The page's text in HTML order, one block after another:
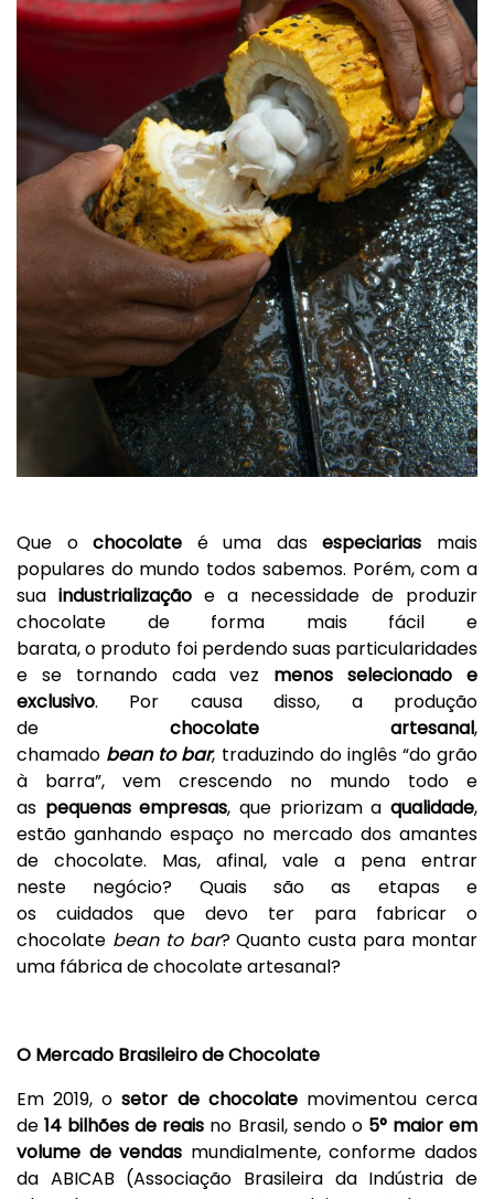
Que ochocolate é uma dasespeciarias mais
populares do mundo todos sabemos. Porém, com a
sua industrialização e a necessidade de produzir
chocolate de forma mais fácil e
barata, o produto foi perdendo suas particularidades
e se tornando cada vez menosselecionado e
exclusivo. Por causa disso, a produção
de chocolate artesanal,
chamado bean to bar, traduzindo do inglês “do grão
à barra”, vem crescendo no mundo todo e
as pequenas empresas, que priorizam aqualidade,
estão ganhando espaço no mercado dos amantes
de chocolate. Mas, afinal, vale a pena entrar
neste negócio? Quais são as etapas e
os cuidados que devo ter para fabricar o
chocolate bean to bar? Quanto custa para montar
uma fábrica de chocolate artesanal?
O Mercado Brasileirode Chocolate
Em 2019, osetor de chocolatemovimentou cerca
de14 bilhões de reais no Brasil, sendo o 5° maiorem
volume de vendas mundialmente, conforme dados
da ABICAB (Associação Brasileira da Indústria de